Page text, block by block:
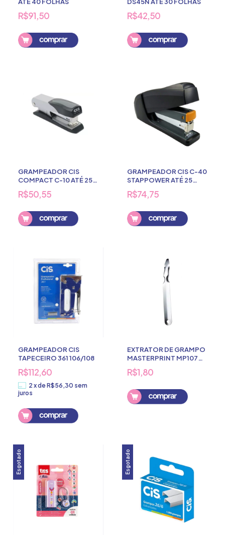
ATÉ 40 FOLHAS
R$91,50
DS45N ATÉ 30 FOLHAS
R$42,50
GRAMPEADOR CIS
COMPACT C-10 ATÉ 25
FOLHAS
R$50,55
GRAMPEADOR CIS C-40
STAPPOWER ATÉ 25
FOLHAS
R$74,75
GRAMPEADOR CIS
TAPECEIRO 361 106/108
R$112,60
2 xdeR$56,30 sem
juros
EXTRATOR DE GRAMPO
MASTERPRINT MP107
INOX
R$1,80
Esgotado Esgotado